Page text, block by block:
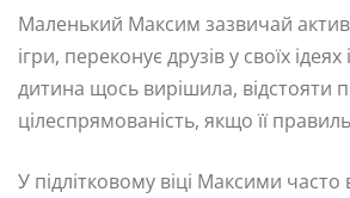
Маленький Максим зазвичай
ігри, переконує друзів у своїх
дитина щось вирішила, відстояти
цілеспрямованість, якщо її
У підлітковому віці Максими